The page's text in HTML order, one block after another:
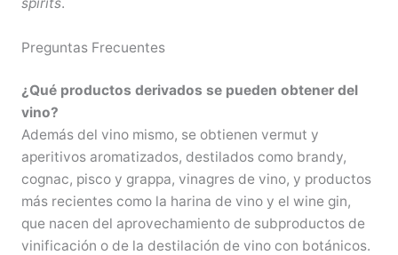
Preguntas Frecuentes
¿Qué productos derivados se pueden obtener del
vino?
Además del vino mismo, se obtienen vermut y
aperitivos aromatizados, destilados como brandy,
cognac, pisco y grappa, vinagres de vino, y productos
más recientes como la harina de vino y el wine gin,
que nacen del aprovechamiento de subproductos de
vinificación o de la destilación de vino con botánicos.